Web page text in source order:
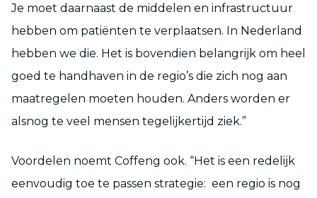
Je moet daarnaast de middelen en infrastructuur
hebben om patiënten te verplaatsen. In Nederland
hebben we die. Het is bovendien belangrijk om heel
goed te handhaven in de regio’s die zich nog aan
maatregelen moeten houden. Anders worden er
alsnog te veel mensen tegelijkertijd ziek.”
Voordelen noemt Coffeng ook. “Het is een redelijk
eenvoudig toe te passen strategie: een regio is nog